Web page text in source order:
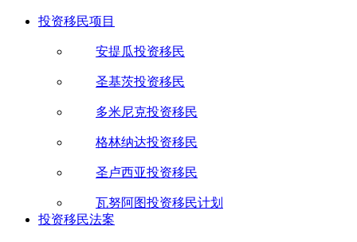
投资移民项目
安提瓜投资移民
圣基茨投资移民
多米尼克投资移民
格林纳达投资移民
圣卢西亚投资移民
瓦努阿图投资移民计划
投资移民法案